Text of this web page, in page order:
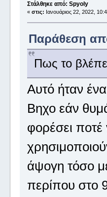
Στάλθηκε από: Spyoly
« στις: Ιανουάριος 22, 2022,
Παράθεση
Πως το
Αυτό ήταν
Βηχο εάν
φορέσει
άψογη τόσο
περίπου στο